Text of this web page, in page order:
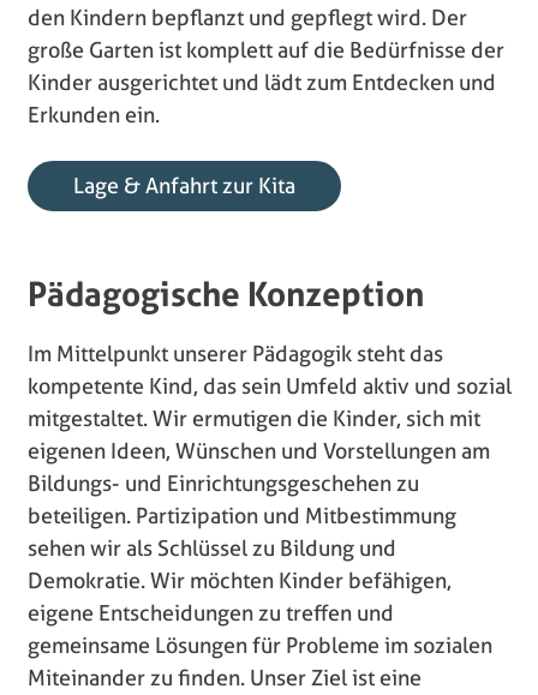
den Kindern bepflanzt und gepflegt wird. Der
große Garten ist komplett auf die Bedürfnisse der
Kinder ausgerichtet und lädt zum Entdecken und
Erkunden ein.
Lage & Anfahrt zur Kita
Pädagogische Konzeption
Im Mittelpunkt unserer Pädagogik steht das
kompetente Kind, das sein Umfeld aktiv und sozial
mitgestaltet. Wir ermutigen die Kinder, sich mit
eigenen Ideen, Wünschen und Vorstellungen am
Bildungs- und Einrichtungsgeschehen zu
beteiligen. Partizipation und Mitbestimmung
sehen wir als Schlüssel zu Bildung und
Demokratie. Wir möchten Kinder befähigen,
eigene Entscheidungen zu treffen und
gemeinsame Lösungen für Probleme im sozialen
Miteinander zu finden. Unser Ziel ist eine